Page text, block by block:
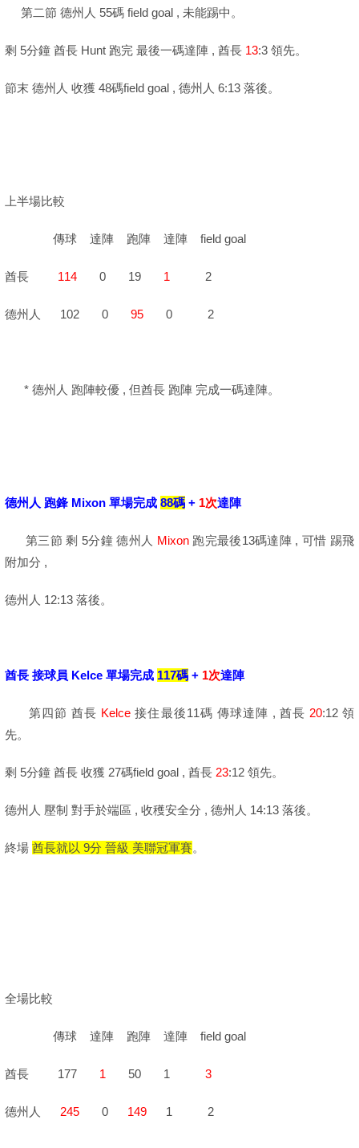
第二節 德州人 55碼 field goal , 未能踢中。
剩 5分鐘 酋長 Hunt 跑完 最後一碼達陣 , 酋長 13:3 領先。
節末 德州人 收獲 48碼field goal , 德州人 6:13 落後。
上半場比較
傳球 達陣 跑陣 達陣 field goal
酋長 114 0 19 1 2
德州人 102 0 95 0 2
* 德州人 跑陣較優 , 但酋長 跑陣 完成一碼達陣。
德州人 跑鋒 Mixon 單場完成 88碼 + 1次達陣
第三節 剩 5分鐘 德州人 Mixon跑完最後13碼達陣 , 可惜 踢飛
附加分 ,
德州人 12:13 落後。
酋長 接球員 Kelce 單場完成 117碼 + 1次達陣
第四節 酋長 Kelce 接住最後11碼 傳球達陣 , 酋長 20:12 領
先。
剩 5分鐘 酋長 收獲 27碼field goal , 酋長 23:12 領先。
德州人 壓制 對手於端區 , 收穫安全分 , 德州人 14:13 落後。
終場 酋長就以 9分 晉級 美聯冠軍賽。
全場比較
傳球 達陣 跑陣 達陣 field goal
酋長 177 1 50 1 3
德州人 245 0 149 1 2